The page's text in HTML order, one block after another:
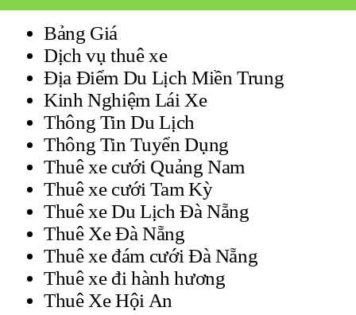
Bảng Giá
Dịch vụ thuê xe
Địa Điểm Du Lịch Miền Trung
Kinh Nghiệm Lái Xe
Thông Tin Du Lịch
Thông Tin Tuyển Dụng
Thuê xe cưới Quảng Nam
Thuê xe cưới Tam Kỳ
Thuê xe Du Lịch Đà Nẵng
Thuê Xe Đà Nẵng
Thuê xe đám cưới Đà Nẵng
Thuê xe đi hành hương
Thuê Xe Hội An